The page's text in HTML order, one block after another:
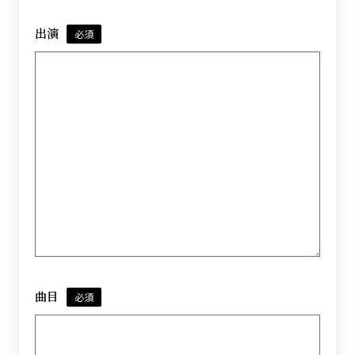
出演 必須
曲目 必須